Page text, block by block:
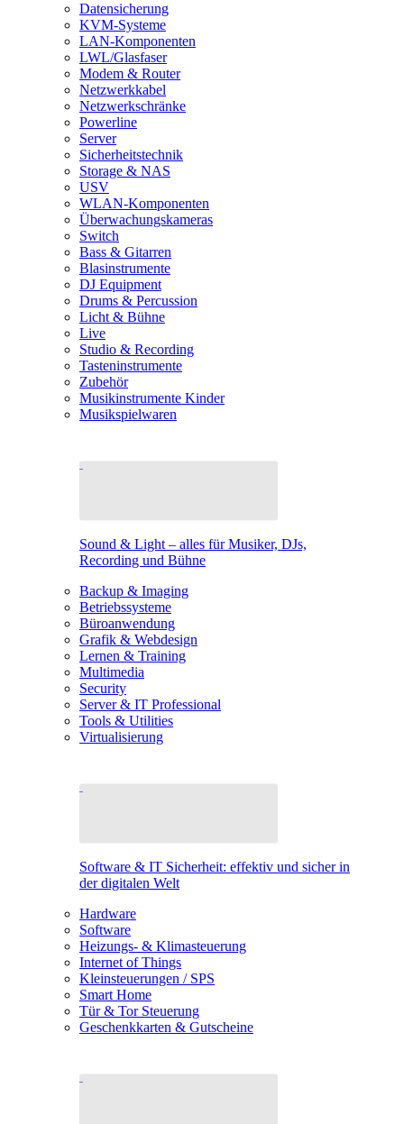
Datensicherung
KVM-Systeme
LAN-Komponenten
LWL/Glasfaser
Modem & Router
Netzwerkkabel
Netzwerkschränke
Powerline
Server
Sicherheitstechnik
Storage & NAS
USV
WLAN-Komponenten
Überwachungskameras
Switch
Bass & Gitarren
Blasinstrumente
DJ Equipment
Drums & Percussion
Licht & Bühne
Live
Studio & Recording
Tasteninstrumente
Zubehör
Musikinstrumente Kinder
Musikspielwaren
Sound & Light – alles für Musiker, DJs,
Recording und Bühne
Backup & Imaging
Betriebssysteme
Büroanwendung
Grafik & Webdesign
Lernen & Training
Multimedia
Security
Server & IT Professional
Tools & Utilities
Virtualisierung
Software & IT Sicherheit: effektiv und sicher in
der digitalen Welt
Hardware
Software
Heizungs- & Klimasteuerung
Internet of Things
Kleinsteuerungen / SPS
Smart Home
Tür & Tor Steuerung
Geschenkkarten & Gutscheine